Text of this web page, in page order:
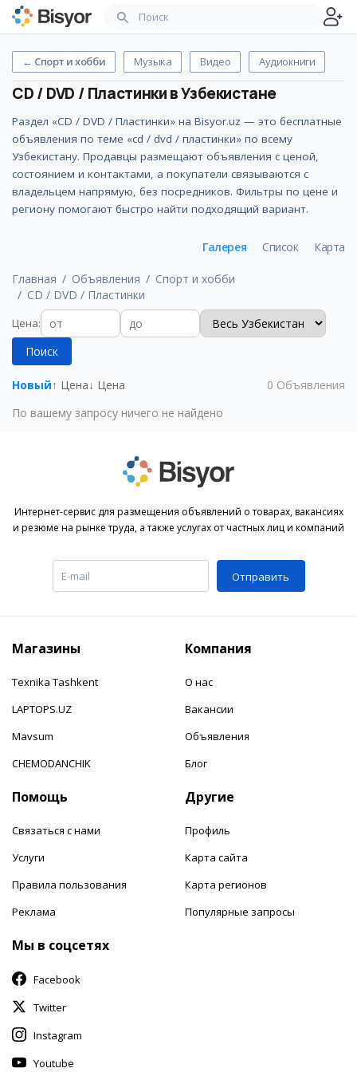
← Спорт и хобби Музыка Видео Аудиокниги
CD / DVD / Пластинкив Узбекистане
Раздел «CD / DVD / Пластинки» на Bisyor.uz — это бесплатные
объявления по теме «cd / dvd / пластинки» по всему
Узбекистану. Продавцы размещают объявления с ценой,
состоянием и контактами, а покупатели связываются с
владельцем напрямую, без посредников. Фильтры по цене и
региону помогают быстро найти подходящий вариант.
Главная Объявления
Спорт и хобби
CD / DVD / Пластинки
Галерея Список Карта
Цена:
Поиск
Новый↑ Цена↓ Цена 0 Объявления
По вашему запросу ничего не найдено
Интернет-сервис для размещения объявлений о товарах, вакансиях
и резюме на рынке труда, а также услугах от частных лиц и компаний
Отправить
Магазины
Texnika Tashkent
LAPTOPS.UZ
Mavsum
CHEMODANCHIK
Компания
О нас
Вакансии
Объявления
Блог
Помощь
Связаться с нами
Услуги
Правила пользования
Реклама
Другие
Профиль
Карта сайта
Карта регионов
Популярные запросы
Мы в соцсетях
Facebook
Twitter
Instagram
Youtube